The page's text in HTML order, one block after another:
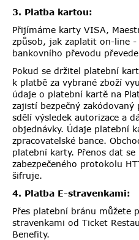
3. Platba kartou:
Přijímáme karty VISA,
způsob, jak zaplatit on-line
bankovního převodu
Pokud se držitel platební
k platbě za vybrané zboží
údaje o platební kartě na
zajistí bezpečný
sdělí výsledek autorizace a
objednávky. Údaje platební
zpracovatelské bance.
platební karty. Přenos dat
zabezpečeného protokolu
šifruje.
4. Platba E-stravenkami:
Přes platební bránu můžete
stravenkami od Ticket
Benefity.